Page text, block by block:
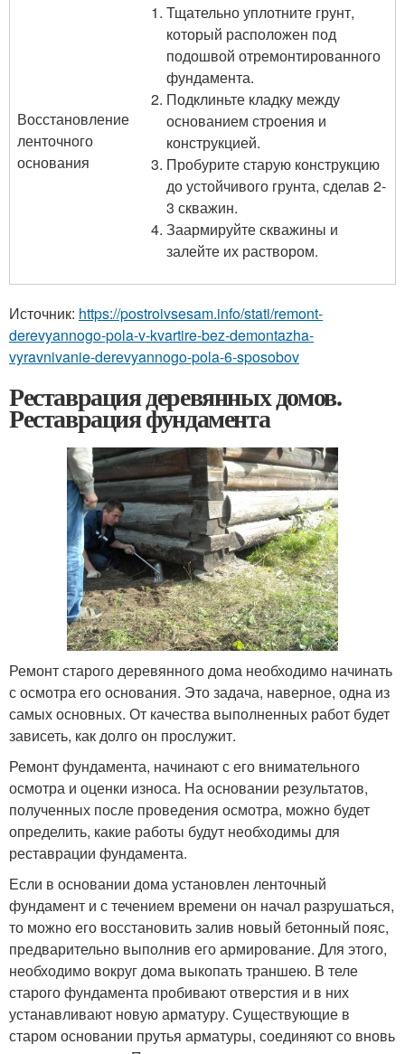
Восстановление
ленточного
основания
Тщательно уплотните грунт,
который расположен под
подошвой отремонтированного
фундамента.
Подклиньте кладку между
основанием строения и
конструкцией.
Пробурите старую конструкцию
до устойчивого грунта, сделав 2-
3 скважин.
Заармируйте скважины и
залейте их раствором.
Источник: https://postroivsesam.info/stati/remont-
derevyannogo-pola-v-kvartire-bez-demontazha-
vyravnivanie-derevyannogo-pola-6-sposobov
Реставрация деревянных домов.
Реставрация фундамента
Ремонт старого деревянного дома необходимо начинать
с осмотра его основания. Это задача, наверное, одна из
самых основных. От качества выполненных работ будет
зависеть, как долго он прослужит.
Ремонт фундамента, начинают с его внимательного
осмотра и оценки износа. На основании результатов,
полученных после проведения осмотра, можно будет
определить, какие работы будут необходимы для
реставрации фундамента.
Если в основании дома установлен ленточный
фундамент и с течением времени он начал разрушаться,
то можно его восстановить залив новый бетонный пояс,
предварительно выполнив его армирование. Для этого,
необходимо вокруг дома выкопать траншею. В теле
старого фундамента пробивают отверстия и в них
устанавливают новую арматуру. Существующие в
старом основании прутья арматуры, соединяют со вновь